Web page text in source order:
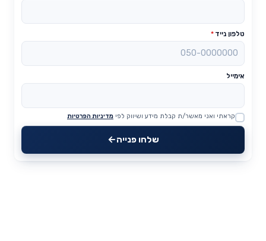
טלפון נייד *
אימייל
Website
קראתי ואני מאשר/ת קבלת מידע ושיווק לפי מדיניות הפרטיות
שלחו פנייה